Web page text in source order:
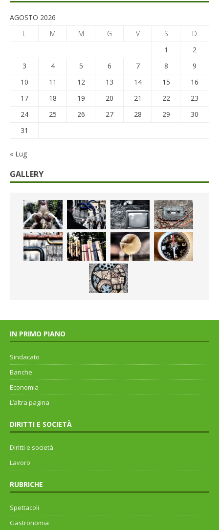
AGOSTO 2026
L
M M G V S
D
1
2
3
4 5 6 7 8
9
10
11 12 13 14 15
16
17
18 19 20 21 22
23
24
25 26 27 28 29
30
31
« Lug
GALLERY
IN PRIMO PIANO
Sindacato
Banche
Economia
L’altra pagina
DIRITTI E SOCIETÀ
Diritti e società
Lavoro
RUBRICHE
Spettacoli
Gastronomia